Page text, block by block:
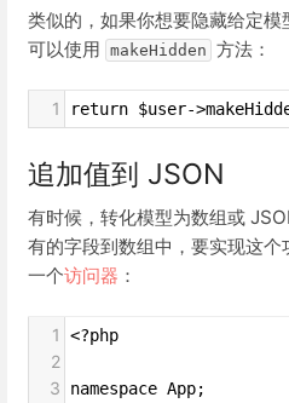
类似的，如果你想要隐藏给定模
可以使用 makeHidden 方法：
1 return $user-
追加值到 JSON
有时候，转化模型为数组或
有的字段到数组中，要实现这个
一个访问器 ：
1 <?php
2
3
namespace App;